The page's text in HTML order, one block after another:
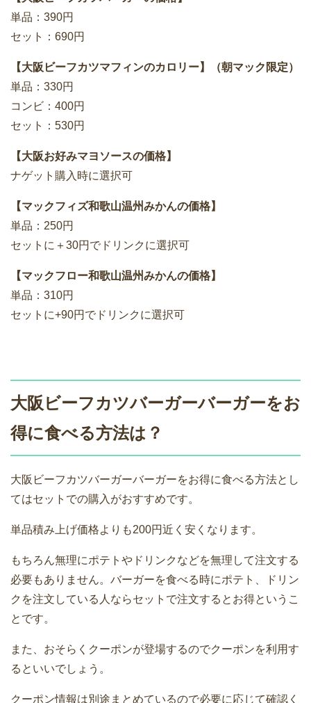
単品：390円
セット：690円
【大阪ビーフカツマフィンのカロリー】（朝マック限定）
単品：330円
コンビ：400円
セット：530円
【大阪お好みマヨソースの価格】
ナゲット購入時に選択可
【マックフィズ和歌山温州みかんの価格】
単品：250円
セットに＋30円でドリンクに選択可
【マックフロー和歌山温州みかんの価格】
単品：310円
セットに+90円でドリンクに選択可
大阪ビーフカツバーガーバーガーをお
得に食べる方法は？
大阪ビーフカツバーガーバーガーをお得に食べる方法とし
てはセットでの購入がおすすめです。
単品積み上げ価格よりも200円近く安くなります。
もちろん無理にポテトやドリンクなどを無理して注文する
必要もありません。バーガーを食べる時にポテト、ドリン
クを注文している人ならセットで注文するとお得というこ
とです。
また、おそらくクーポンが登場するのでクーポンを利用す
るといいでしょう。
クーポン情報は別途まとめているので必要に応じて確認く